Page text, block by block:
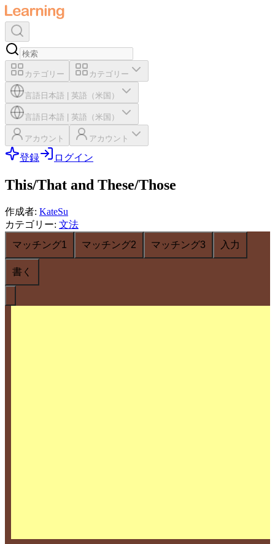
カテゴリー カテゴリー
言語 日本語 英語（米国）
言語 日本語 英語（米国）
アカウント アカウント
登録 ログイン
This/That and These/Those
作成者: KateSu
カテゴリー: 文法
マッチング1
マッチング2 マッチング3 入力
書く